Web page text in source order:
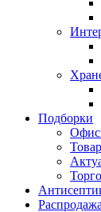
Подборки
Распродажа